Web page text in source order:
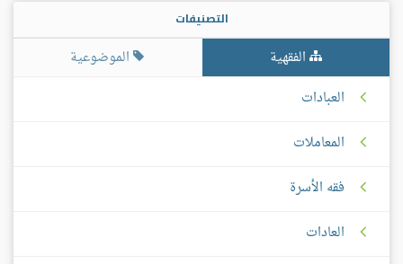
التصنيفات
الفقهية
الموضوعية
العبادات
المعاملات
فقه الأسرة
العادات